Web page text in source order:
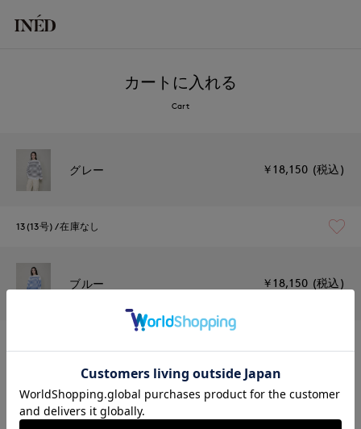
カートに入れる
Cart
グレー ￥18,150 (税込)
13(13号) 在庫なし
ブルー ￥18,150 (税込)
在庫なし